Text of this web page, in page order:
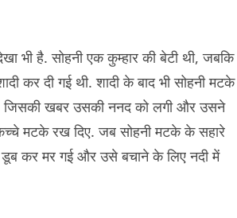
भी है. सोहनी एक कुम्हार की बेटी थी, जबकि
कर दी गई थी. शादी के बाद भी सोहनी मटके
जिसकी खबर उसकी ननद को लगी और उसने
मटके रख दिए. जब सोहनी मटके के सहारे
डूब कर मर गई और उसे बचाने के लिए नदी में